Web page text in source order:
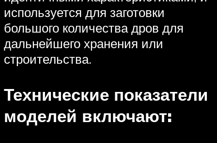
используется для заготовки
большого количества дров для
дальнейшего хранения или
строительства.
Технические показатели
моделей включают: